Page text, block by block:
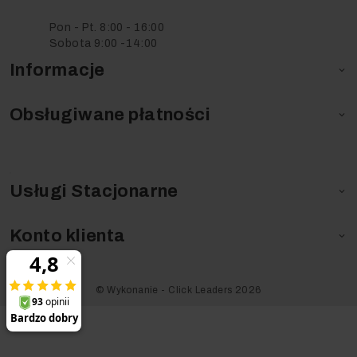
Informacje 
Obsługiwane płatności 
Usługi Stacjonarne 
Konto klienta 
Pon - Pt. 8:00 - 16:00
Sobota 9:00 -14:00
©️ Wykonanie - Click Leaders 2026